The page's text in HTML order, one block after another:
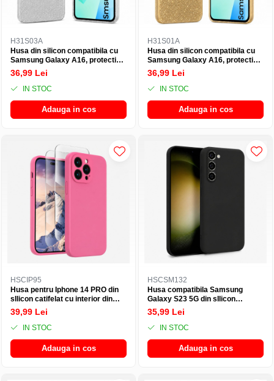
H31S03A
Husa din silicon compatibila cu
Samsung Galaxy A16, protectie
Anti-Soc si design cu sclipici -
Argintiu
36,99 Lei
IN STOC
Adauga in cos
H31S01A
Husa din silicon compatibila cu
Samsung Galaxy A16, protectie
Anti-Soc si design cu sclipici -
Auriu
36,99 Lei
IN STOC
Adauga in cos
HSCIP95
Husa pentru Iphone 14 PRO din
sIlicon catifelat cu interior din
microfibra si protectie la camere
- Roz Neon
39,99 Lei
IN STOC
Adauga in cos
HSCSM132
Husa compatibila Samsung
Galaxy S23 5G din sIlicon
catifelat cu interior din microfibra
si protectie la camere - Negru
35,99 Lei
IN STOC
Adauga in cos